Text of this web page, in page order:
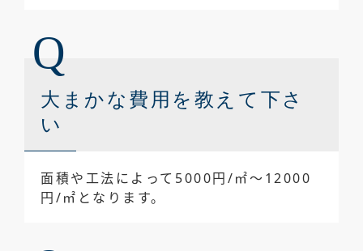
防水ジャーナル
防水ジャーナル
BLOG
メールでお問い合わせ
大まかな費用を教えて下さ
い
面積や工法によって5000円/㎡～12000
円/㎡となります。